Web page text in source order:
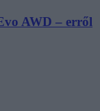
AWD – erről